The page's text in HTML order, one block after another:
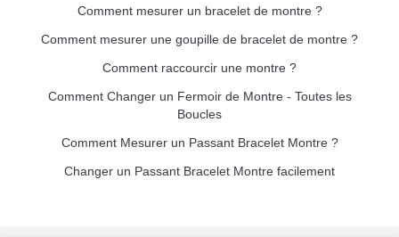
Comment mesurer un bracelet de montre ?
Comment mesurer une goupille de bracelet de montre ?
Comment raccourcir une montre ?
Comment Changer un Fermoir de Montre - Toutes les
Boucles
Comment Mesurer un Passant Bracelet Montre ?
Changer un Passant Bracelet Montre facilement